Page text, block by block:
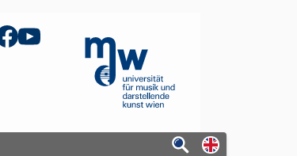
mdw - Homepage
YouTube
Switch to